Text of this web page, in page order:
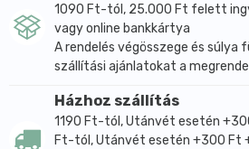
1090 Ft-tól, 25.000 Ft felett
vagy online bankkártya
A rendelés végösszege és
szállítási ajánlatokat a
Házhoz szállítás
1190 Ft-tól, Utánvét esetén
Ft-tól, Utánvét esetén +300 Ft